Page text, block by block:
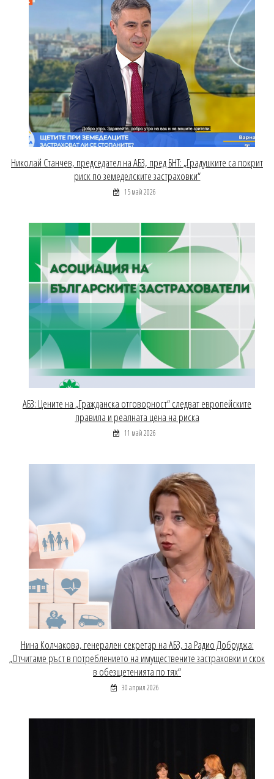
Николай Станчев, председател на АБЗ, пред БНТ: „Градушките са покрит
риск по земеделските застраховки“
15 май 2026
АБЗ: Цените на „Гражданска отговорност“ следват европейските
правила и реалната цена на риска
11 май 2026
Нина Колчакова, генерален секретар на АБЗ, за Радио Добруджа:
„Отчитаме ръст в потреблението на имуществените застраховки и скок
в обезщетенията по тях“
30 април 2026